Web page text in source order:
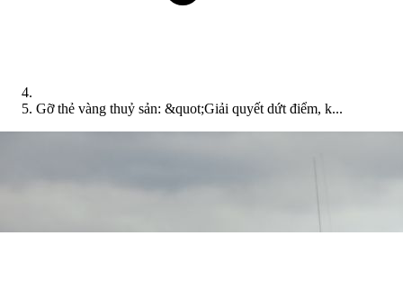
Gỡ thẻ vàng thuỷ sản: &quot;Giải quyết dứt điểm, k...